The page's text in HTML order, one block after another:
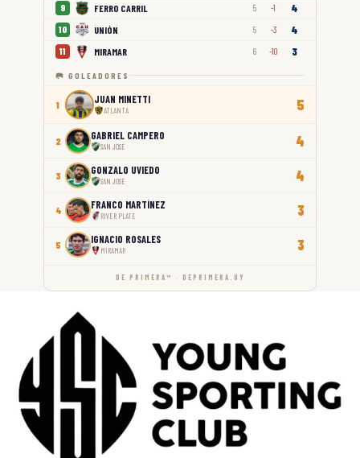
9 FERRO CARRIL 5 -1 4
10 UNIÓN 5 -3 4
11 MIRAMAR 6 -10 3
🥅 GOLEADORES
1 JUAN MINETTI
ATLANTA 5
2 GABRIEL CAMPERO
SAN JOSÉ 4
3 GONZALO UVIEDO
SAN JOSÉ 4
4 FRANCO MARTÍNEZ
RIVER PLATE 3
5 IGNACIO ROSALES
MIRAMAR 3
DE PRIMERA™ · DEPRIMERA.UY